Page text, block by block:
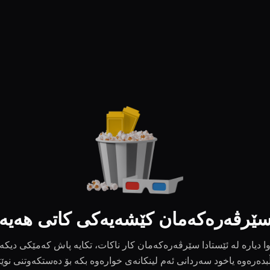
کێشەیەکی کاتی
وا دیارە لە ئێستادا سێرڤەرەکەمان کار ناکات، تکایە پاش کەمێکی دیکە
یاخود سەردانی ئەم لینکانەی خوارەوە بکە بۆ دەستکەوتنی